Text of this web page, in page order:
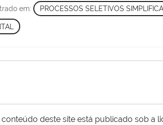
em: PROCESSOS SELETIVOS
deste site está publicado sob a